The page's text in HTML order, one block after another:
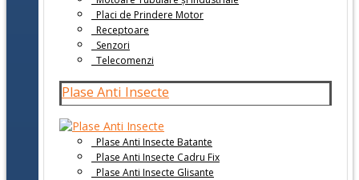
Placi de Prindere Motor
Receptoare
Senzori
Telecomenzi
Plase Anti Insecte
Plase Anti Insecte Batante
Plase Anti Insecte Cadru Fix
Plase Anti Insecte Glisante